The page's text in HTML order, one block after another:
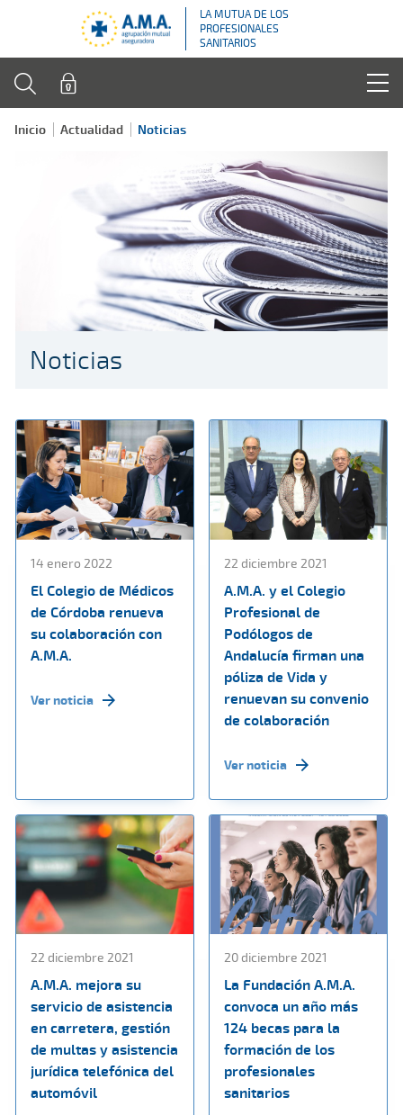
LA MUTUA DE LOS
PROFESIONALES
SANITARIOS
Inicio Actualidad Noticias
Noticias
14 enero 2022
El Colegio de Médicos
de Córdoba renueva
su colaboración con
A.M.A.
Ver noticia
22 diciembre 2021
A.M.A. y el Colegio
Profesional de
Podólogos de
Andalucía firman una
póliza de Vida y
renuevan su convenio
de colaboración
Ver noticia
22 diciembre 2021
A.M.A. mejora su
servicio de asistencia
en carretera, gestión
de multas y asistencia
jurídica telefónica del
automóvil
20 diciembre 2021
La Fundación A.M.A.
convoca un año más
124 becas para la
formación de los
profesionales
sanitarios